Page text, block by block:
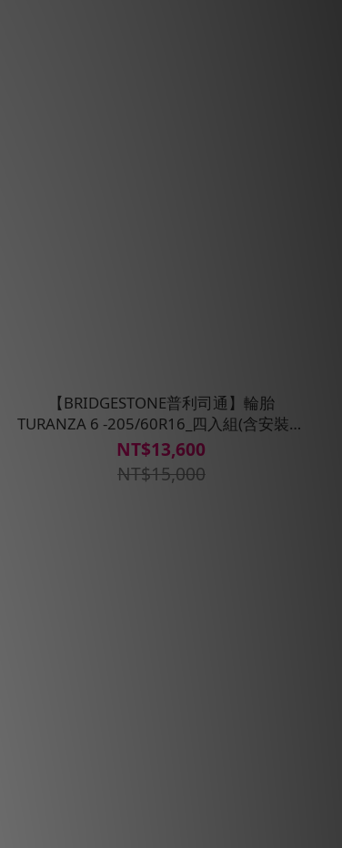
【BRIDGESTONE普利司通】輪胎
TURANZA 6 -205/60R16_四入組(含安裝定
位平衡)
NT$13,600
NT$15,000